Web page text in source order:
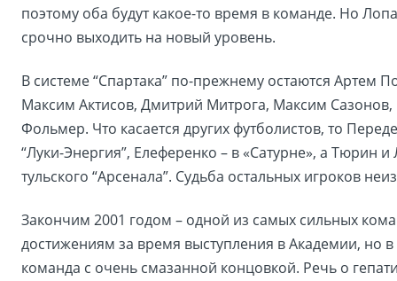
поэтому оба будут какое-то время в команде. Но
срочно выходить на новый уровень.
В системе “Спартака” по-прежнему остаются Артем
Максим Актисов, Дмитрий Митрога, Максим
Фольмер. Что касается других футболистов, то
“Луки-Энергия”, Елеференко – в «Сатурне», а Тюрин и
тульского “Арсенала”. Судьба остальных игроков
Закончим 2001 годом – одной из самых сильных
достижениям за время выступления в Академии, но
команда с очень смазанной концовкой. Речь о